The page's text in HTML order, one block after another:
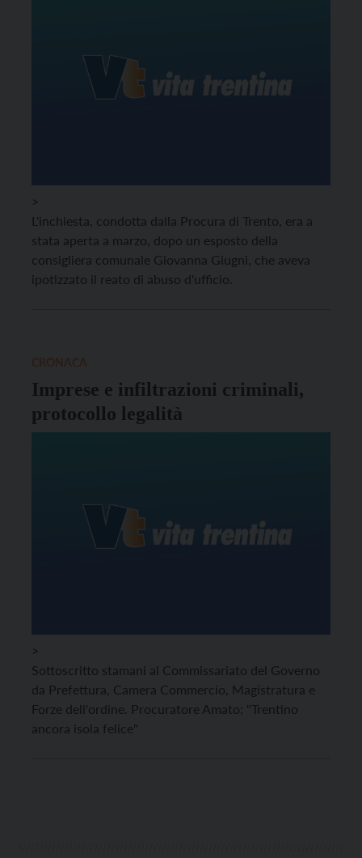
>
L'inchiesta, condotta dalla Procura di Trento, era a
stata aperta a marzo, dopo un esposto della
consigliera comunale Giovanna Giugni, che aveva
ipotizzato il reato di abuso d'ufficio.
Imprese e infiltrazioni criminali,
protocollo legalità
>
Sottoscritto stamani al Commissariato del Governo
da Prefettura, Camera Commercio, Magistratura e
Forze dell'ordine. Procuratore Amato: "Trentino
ancora isola felice"